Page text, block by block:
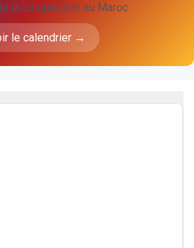
la compétition au Maroc
le calendrier →